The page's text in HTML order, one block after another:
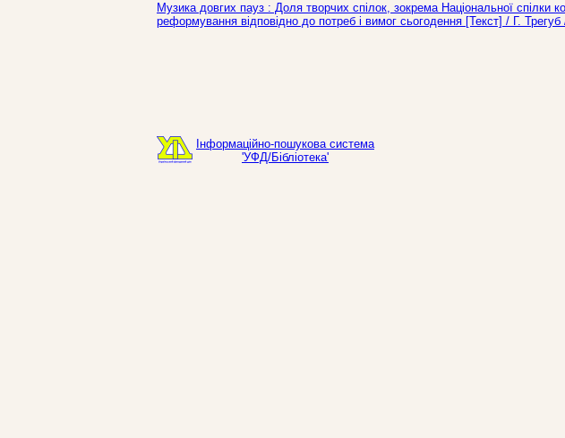
Музика довгих пауз : Доля творчих спілок, зокрема Національної спілки
реформування відповідно до потреб і вимог сьогодення [Текст] / Г.
Інформаційно-пошукова система
'УФД/Бібліотека'